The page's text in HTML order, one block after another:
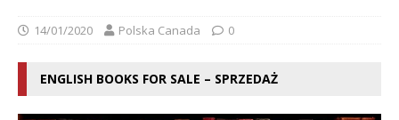
14/01/2020 Polska Canada 0
ENGLISH BOOKS FOR SALE – SPRZEDAŻ